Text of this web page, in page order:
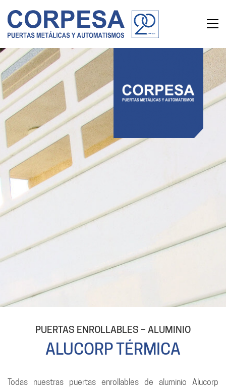
PUERTAS ENROLLABLES – ALUMINIO
ALUCORP TÉRMICA
Todas nuestras puertas enrollables de aluminio Alucorp